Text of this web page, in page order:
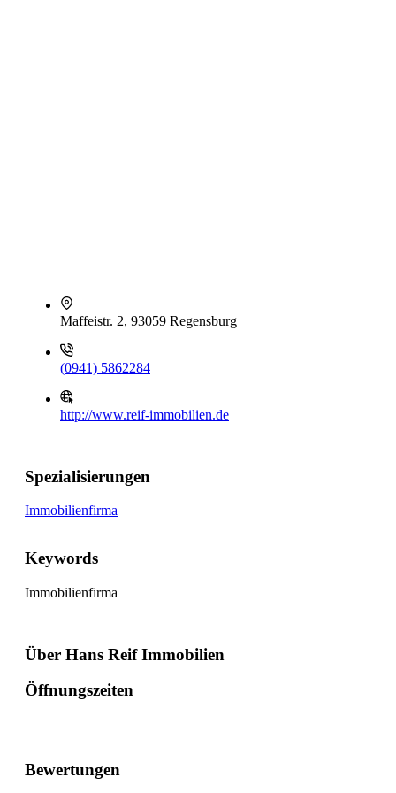
Maffeistr. 2, 93059 Regensburg
(0941) 5862284
http://www.reif-immobilien.de
Spezialisierungen
Immobilienfirma
Keywords
Immobilienfirma
Über Hans Reif Immobilien
Öffnungszeiten
Bewertungen